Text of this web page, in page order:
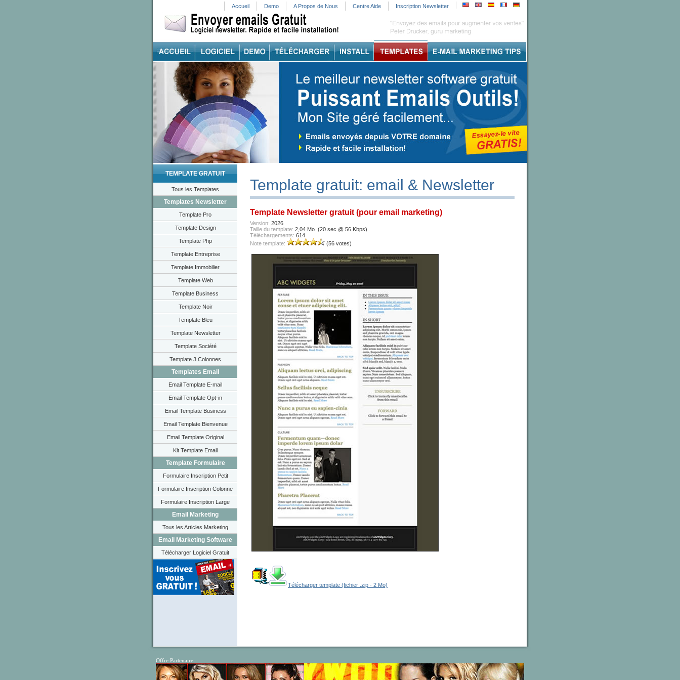
Accueil Demo A Propos de Nous Centre Aide Inscription Newsletter
TEMPLATE GRATUIT
Tous les Templates
Templates Newsletter
Template Pro
Template Design
Template Php
Template Entreprise
Template Immobilier
Template Web
Template Business
Template Noir
Template Bleu
Template Newsletter
Template Société
Template 3 Colonnes
Templates Email
Email Template E-mail
Email Template Opt-in
Email Template Business
Email Template Bienvenue
Email Template Original
Kit Template Email
Template Formulaire
Formulaire Inscription Petit
Formulaire Inscription Colonne
Formulaire Inscription Large
Email Marketing
Tous les Articles Marketing
Email Marketing Software
Télécharger Logiciel Gratuit
Template gratuit: email & Newsletter
Template Newsletter gratuit (pour email marketing)
Version: 2026
Taille du template: 2,04 Mo (20 sec @ 56 Kbps)
Téléchargements: 614
Note template:
(56 votes)
Télécharger template (fichier .zip - 2 Mo)
Offre Partenaire